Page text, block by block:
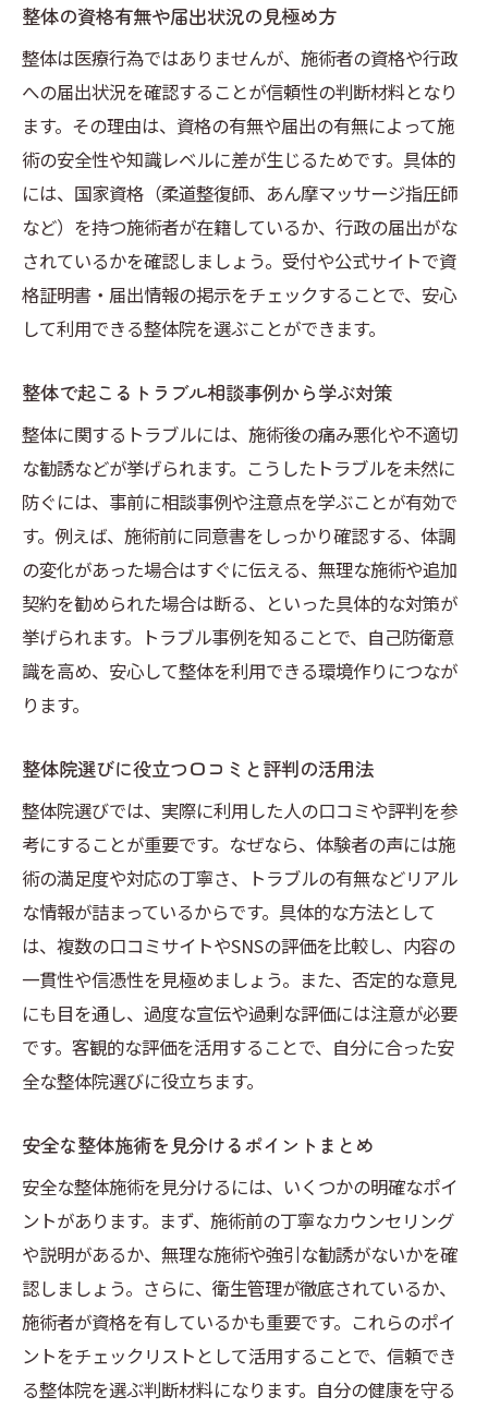
整体の資格有無や届出状況の見極め方
整体は医療行為ではありませんが、施術者の資格や行政
への届出状況を確認することが信頼性の判断材料となり
ます。その理由は、資格の有無や届出の有無によって施
術の安全性や知識レベルに差が生じるためです。具体的
には、国家資格（柔道整復師、あん摩マッサージ指圧師
など）を持つ施術者が在籍しているか、行政の届出がな
されているかを確認しましょう。受付や公式サイトで資
格証明書・届出情報の掲示をチェックすることで、安心
して利用できる整体院を選ぶことができます。
整体で起こるトラブル相談事例から学ぶ対策
整体に関するトラブルには、施術後の痛み悪化や不適切
な勧誘などが挙げられます。こうしたトラブルを未然に
防ぐには、事前に相談事例や注意点を学ぶことが有効で
す。例えば、施術前に同意書をしっかり確認する、体調
の変化があった場合はすぐに伝える、無理な施術や追加
契約を勧められた場合は断る、といった具体的な対策が
挙げられます。トラブル事例を知ることで、自己防衛意
識を高め、安心して整体を利用できる環境作りにつなが
ります。
整体院選びに役立つ口コミと評判の活用法
整体院選びでは、実際に利用した人の口コミや評判を参
考にすることが重要です。なぜなら、体験者の声には施
術の満足度や対応の丁寧さ、トラブルの有無などリアル
な情報が詰まっているからです。具体的な方法として
は、複数の口コミサイトやSNSの評価を比較し、内容の
一貫性や信憑性を見極めましょう。また、否定的な意見
にも目を通し、過度な宣伝や過剰な評価には注意が必要
です。客観的な評価を活用することで、自分に合った安
全な整体院選びに役立ちます。
安全な整体施術を見分けるポイントまとめ
安全な整体施術を見分けるには、いくつかの明確なポイ
ントがあります。まず、施術前の丁寧なカウンセリング
や説明があるか、無理な施術や強引な勧誘がないかを確
認しましょう。さらに、衛生管理が徹底されているか、
施術者が資格を有しているかも重要です。これらのポイ
ントをチェックリストとして活用することで、信頼でき
る整体院を選ぶ判断材料になります。自分の健康を守る